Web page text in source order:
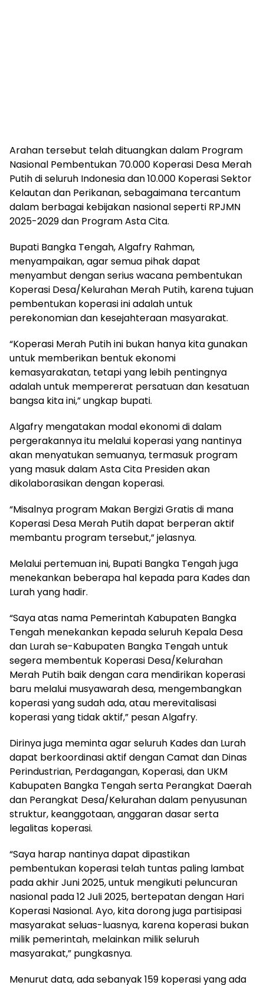
Arahan tersebut telah dituangkan dalam Program
Nasional Pembentukan 70.000 Koperasi Desa Merah
Putih di seluruh Indonesia dan 10.000 Koperasi Sektor
Kelautan dan Perikanan, sebagaimana tercantum
dalam berbagai kebijakan nasional seperti RPJMN
2025-2029 dan Program Asta Cita.
Bupati Bangka Tengah, Algafry Rahman,
menyampaikan, agar semua pihak dapat
menyambut dengan serius wacana pembentukan
Koperasi Desa/Kelurahan Merah Putih, karena tujuan
pembentukan koperasi ini adalah untuk
perekonomian dan kesejahteraan masyarakat.
“Koperasi Merah Putih ini bukan hanya kita gunakan
untuk memberikan bentuk ekonomi
kemasyarakatan, tetapi yang lebih pentingnya
adalah untuk mempererat persatuan dan kesatuan
bangsa kita ini,” ungkap bupati.
Algafry mengatakan modal ekonomi di dalam
pergerakannya itu melalui koperasi yang nantinya
akan menyatukan semuanya, termasuk program
yang masuk dalam Asta Cita Presiden akan
dikolaborasikan dengan koperasi.
“Misalnya program Makan Bergizi Gratis di mana
Koperasi Desa Merah Putih dapat berperan aktif
membantu program tersebut,” jelasnya.
Melalui pertemuan ini, Bupati Bangka Tengah juga
menekankan beberapa hal kepada para Kades dan
Lurah yang hadir.
“Saya atas nama Pemerintah Kabupaten Bangka
Tengah menekankan kepada seluruh Kepala Desa
dan Lurah se-Kabupaten Bangka Tengah untuk
segera membentuk Koperasi Desa/Kelurahan
Merah Putih baik dengan cara mendirikan koperasi
baru melalui musyawarah desa, mengembangkan
koperasi yang sudah ada, atau merevitalisasi
koperasi yang tidak aktif,” pesan Algafry.
Dirinya juga meminta agar seluruh Kades dan Lurah
dapat berkoordinasi aktif dengan Camat dan Dinas
Perindustrian, Perdagangan, Koperasi, dan UKM
Kabupaten Bangka Tengah serta Perangkat Daerah
dan Perangkat Desa/Kelurahan dalam penyusunan
struktur, keanggotaan, anggaran dasar serta
legalitas koperasi.
“Saya harap nantinya dapat dipastikan
pembentukan koperasi telah tuntas paling lambat
pada akhir Juni 2025, untuk mengikuti peluncuran
nasional pada 12 Juli 2025, bertepatan dengan Hari
Koperasi Nasional. Ayo, kita dorong juga partisipasi
masyarakat seluas-luasnya, karena koperasi bukan
milik pemerintah, melainkan milik seluruh
masyarakat,” pungkasnya.
Menurut data, ada sebanyak 159 koperasi yang ada